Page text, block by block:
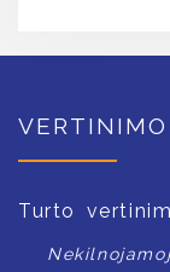
VERTINIMO
Turto